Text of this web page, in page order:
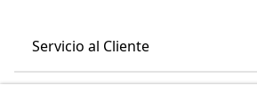
Servicio al Cliente